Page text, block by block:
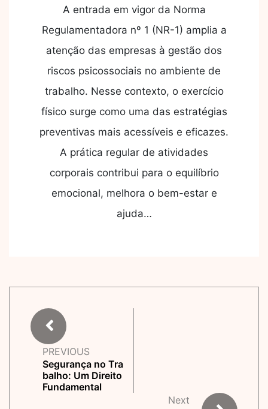
A entrada em vigor da Norma
Regulamentadora nº 1 (NR-1) amplia a
atenção das empresas à gestão dos
riscos psicossociais no ambiente de
trabalho. Nesse contexto, o exercício
físico surge como uma das estratégias
preventivas mais acessíveis e eficazes.
A prática regular de atividades
corporais contribui para o equilíbrio
emocional, melhora o bem-estar e
ajuda…
PREVIOUS
Segurança no Tra
balho: Um Direito
Fundamental
Next